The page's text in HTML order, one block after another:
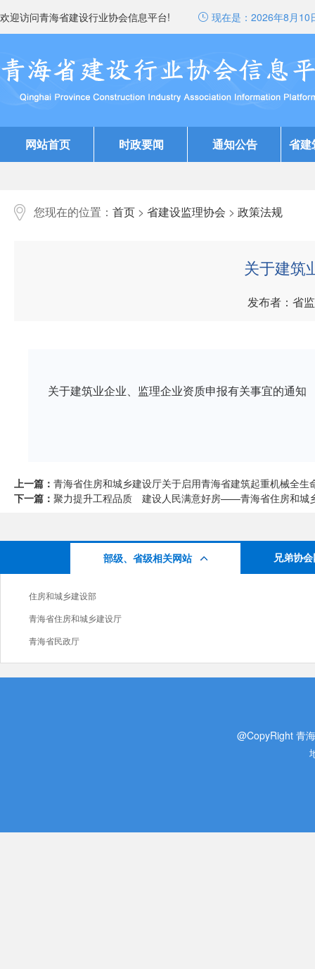
欢迎访问青海省建设行业协会信息平台! 现在是： 2026年8月10
网站首页 时政要闻 通知公告 省建
您现在的位置： 首页 > 省建设监理协会 > 政策法规
关于建筑
发布者：省
关于建筑业企业、监理企业资质申报有关事宜的通知
上一篇： 青海省住房和城乡建设厅关于启用青海省建筑起重机械全生
下一篇： 聚力提升工程品质 建设人民满意好房——青海省住房和城
部级、省级相关网站 兄弟协
住房和城乡建设部
青海省住房和城乡建设厅
青海省民政厅
@CopyRight 青